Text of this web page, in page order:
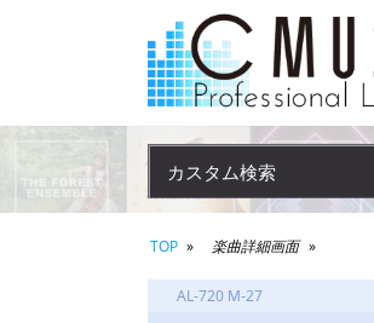
カスタム検索
TOP 楽曲詳細画面
AL-720 M-27